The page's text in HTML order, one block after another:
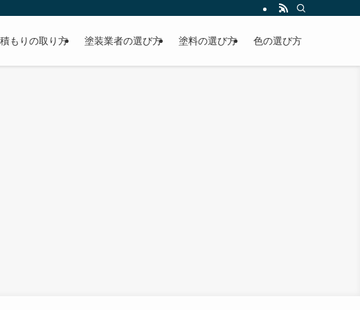
積もりの取り方 塗装業者の選び方 塗料の選び方 色の選び方